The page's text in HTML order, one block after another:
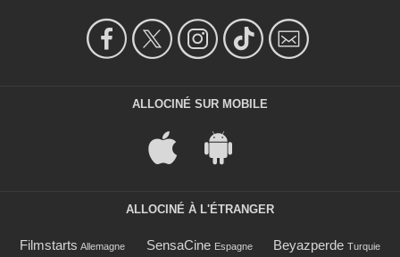
ALLOCINÉ SUR MOBILE
ALLOCINÉ À L'ÉTRANGER
Filmstarts Allemagne SensaCine Espagne Beyazperde Turquie